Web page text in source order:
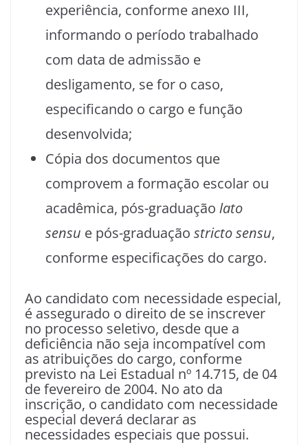
experiência, conforme anexo III,
informando o período trabalhado
com data de admissão e
desligamento, se for o caso,
especificando o cargo e função
desenvolvida;
Cópia dos documentos que
comprovem a formação escolar ou
acadêmica, pós-graduação lato
sensu e pós-graduação stricto sensu,
conforme especificações do cargo.
Ao candidato com necessidade especial,
é assegurado o direito de se inscrever
no processo seletivo, desde que a
deficiência não seja incompatível com
as atribuições do cargo, conforme
previsto na Lei Estadual nº 14.715, de 04
de fevereiro de 2004. No ato da
inscrição, o candidato com necessidade
especial deverá declarar as
necessidades especiais que possui.